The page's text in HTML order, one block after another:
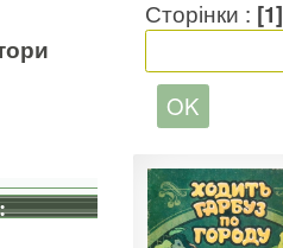
Сторінки : [1]